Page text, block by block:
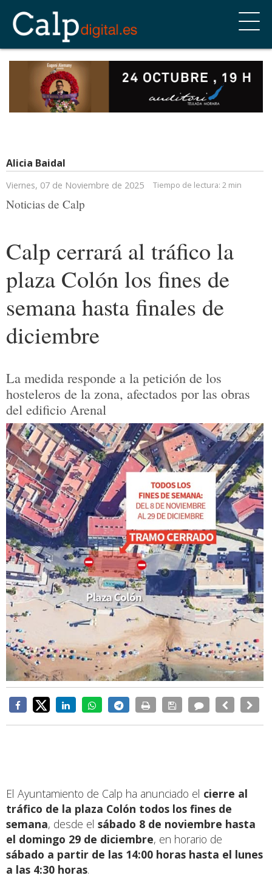
Alicia Baidal
Viernes, 07 de Noviembre de 2025 Tiempo de lectura: 2 min
Noticias de Calp
Calp cerrará al tráfico la
plaza Colón los fines de
semana hasta finales de
diciembre
La medida responde a la petición de los
hosteleros de la zona, afectados por las obras
del edificio Arenal
El Ayuntamiento de Calp ha anunciado el cierre al
tráfico de la plaza Colón todos los fines de
semana, desde el sábado 8 de noviembre hasta
el domingo 29 de diciembre, en horario de
sábado a partir de las 14:00 horas hasta el lunes
a las 4:30 horas.